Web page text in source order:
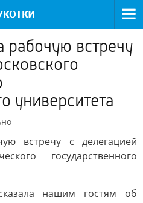
рабочую встречу
университета
встречу с делегацией
государственного
нашим гостям об